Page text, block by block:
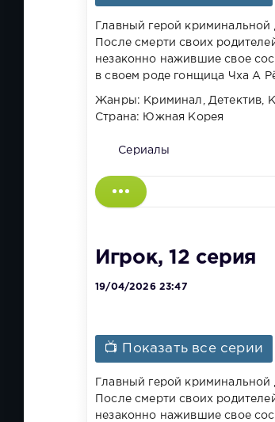
Главный герой
После смерти своих
незаконно нажившие свое
в своем роде гонщица Чха А
Жанры: Криминал, Детектив,
Страна: Южная Корея
Сериалы
Игрок, 12 серия
19/04/2026 23:47
📺 Показать все серии
Главный герой
После смерти своих
незаконно нажившие свое